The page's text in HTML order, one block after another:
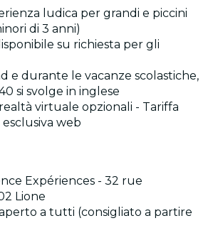
ludica per grandi e piccini
di 3 anni)
su richiesta per gli
e durante le vacanze scolastiche,
si svolge in inglese
virtuale opzionali - Tariffa
web
Expériences - 32 rue
Lione
a tutti (consigliato a partire